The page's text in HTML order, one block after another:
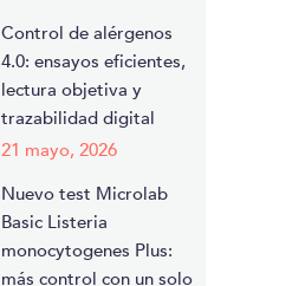
Control de alérgenos
4.0: ensayos eficientes,
lectura objetiva y
trazabilidad digital
21 mayo, 2026
Nuevo test Microlab
Basic Listeria
monocytogenes Plus:
más control con un solo